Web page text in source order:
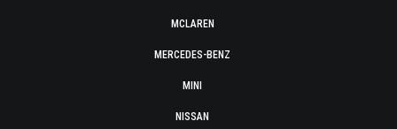
MCLAREN
MERCEDES-BENZ
MINI
NISSAN